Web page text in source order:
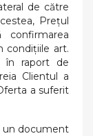
de către
Preţul
condiţiile art.
în raport de
Clientul a
a suferit
un document